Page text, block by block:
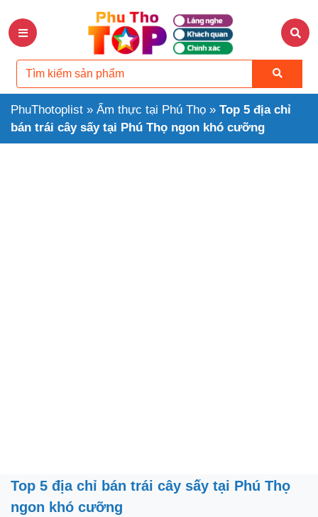
PhuThotoplist » Ẩm thực tại Phú Thọ » Top 5 địa chỉ
bán trái cây sấy tại Phú Thọ ngon khó cưỡng
Top 5 địa chỉ bán trái cây sấy tại Phú Thọ
ngon khó cưỡng